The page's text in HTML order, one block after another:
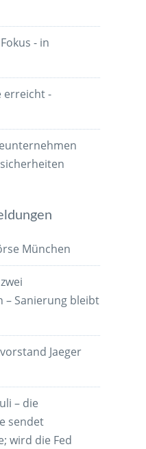
- in
erreicht -
München
– Sanierung bleibt
Jaeger
– die
sendet
wird die Fed